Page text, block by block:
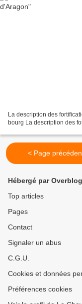
La description des
bourg La description des
< Page
Hébergé par Overblog
Top articles
Pages
Contact
Signaler un abus
C.G.U.
Cookies et données
Préférences cookies